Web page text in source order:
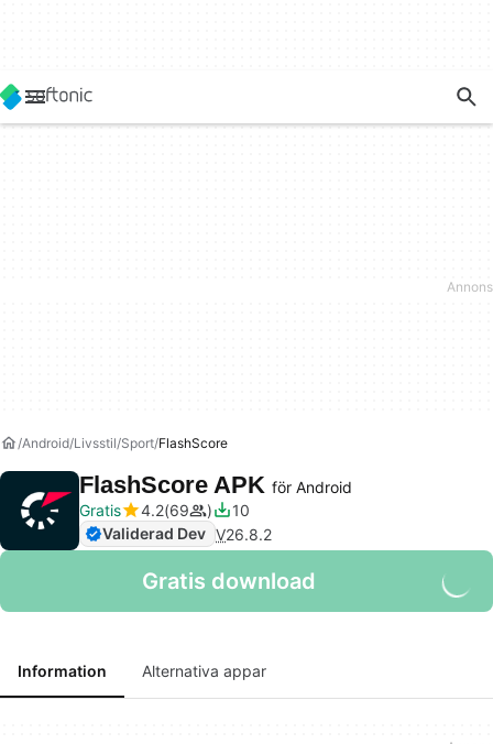
Android Livsstil Sport FlashScore
FlashScore APK för Android
Gratis
4.2 69
10
Validerad Dev V26.8.2
Gratis download
Information Alternativa appar